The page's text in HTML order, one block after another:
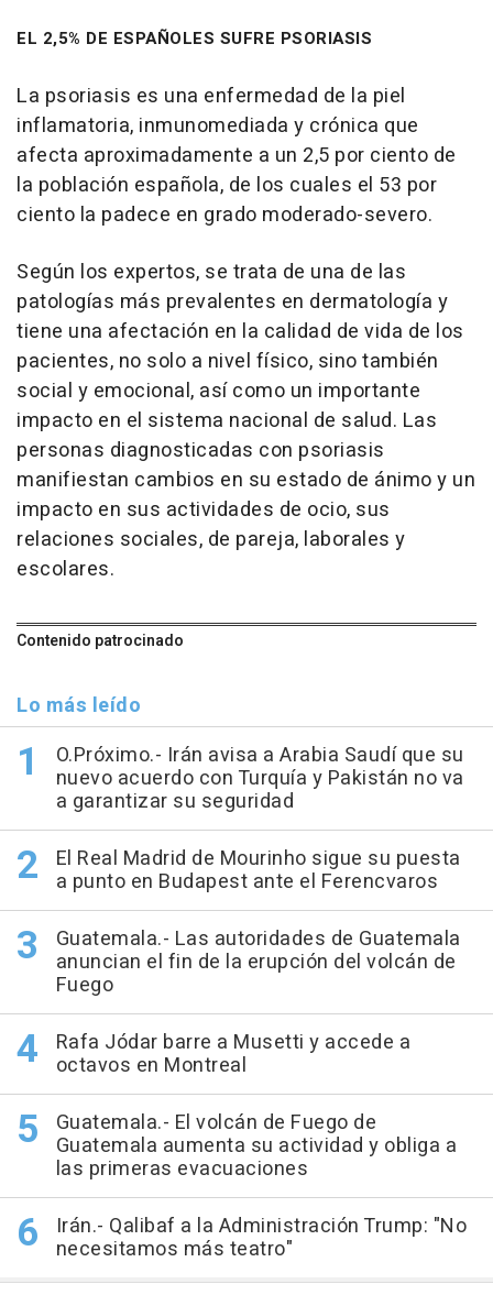
EL 2,5% DE ESPAÑOLES SUFRE PSORIASIS
La psoriasis es una enfermedad de la piel
inflamatoria, inmunomediada y crónica que
afecta aproximadamente a un 2,5 por ciento de
la población española, de los cuales el 53 por
ciento la padece en grado moderado-severo.
Según los expertos, se trata de una de las
patologías más prevalentes en dermatología y
tiene una afectación en la calidad de vida de los
pacientes, no solo a nivel físico, sino también
social y emocional, así como un importante
impacto en el sistema nacional de salud. Las
personas diagnosticadas con psoriasis
manifiestan cambios en su estado de ánimo y un
impacto en sus actividades de ocio, sus
relaciones sociales, de pareja, laborales y
escolares.
Contenido patrocinado
Lo más leído
O.Próximo.- Irán avisa a Arabia Saudí que su
nuevo acuerdo con Turquía y Pakistán no va
a garantizar su seguridad
El Real Madrid de Mourinho sigue su puesta
a punto en Budapest ante el Ferencvaros
Guatemala.- Las autoridades de Guatemala
anuncian el fin de la erupción del volcán de
Fuego
Rafa Jódar barre a Musetti y accede a
octavos en Montreal
Guatemala.- El volcán de Fuego de
Guatemala aumenta su actividad y obliga a
las primeras evacuaciones
Irán.- Qalibaf a la Administración Trump: "No
necesitamos más teatro"